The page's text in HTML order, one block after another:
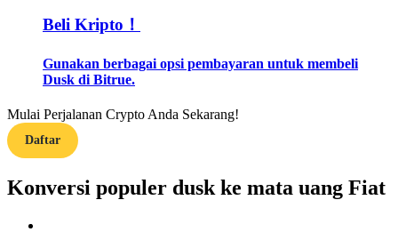
Strategi perdagangan
Beli Kripto！
Gunakan berbagai opsi pembayaran untuk membeli
Dusk di Bitrue.
Mulai Perjalanan Crypto Anda Sekarang!
Daftar
Konversi populer dusk ke mata uang Fiat